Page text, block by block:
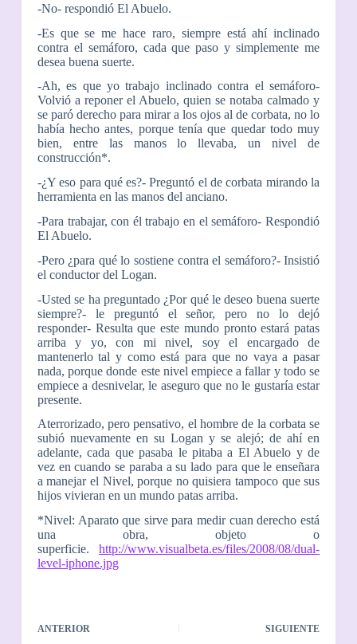
-No- respondió El Abuelo.
-Es que se me hace raro, siempre está ahí inclinado
contra el semáforo, cada que paso y simplemente me
desea buena suerte.
-Ah, es que yo trabajo inclinado contra el semáforo-
Volvió a reponer el Abuelo, quien se notaba calmado y
se paró derecho para mirar a los ojos al de corbata, no lo
había hecho antes, porque tenía que quedar todo muy
bien, entre las manos lo llevaba, un nivel de
construcción*.
-¿Y eso para qué es?- Preguntó el de corbata mirando la
herramienta en las manos del anciano.
-Para trabajar, con él trabajo en el semáforo- Respondió
El Abuelo.
-Pero ¿para qué lo sostiene contra el semáforo?- Insistió
el conductor del Logan.
-Usted se ha preguntado ¿Por qué le deseo buena suerte
siempre?- le preguntó el señor, pero no lo dejó
responder- Resulta que este mundo pronto estará patas
arriba y yo, con mi nivel, soy el encargado de
mantenerlo tal y como está para que no vaya a pasar
nada, porque donde este nivel empiece a fallar y todo se
empiece a desnivelar, le aseguro que no le gustaría estar
presente.
Aterrorizado, pero pensativo, el hombre de la corbata se
subió nuevamente en su Logan y se alejó; de ahí en
adelante, cada que pasaba le pitaba a El Abuelo y de
vez en cuando se paraba a su lado para que le enseñara
a manejar el Nivel, porque no quisiera tampoco que sus
hijos vivieran en un mundo patas arriba.
*Nivel: Aparato que sirve para medir cuan derecho está
una obra, objeto o
superficie.http://www.visualbeta.es/files/2008/08/dual-
level-iphone.jpg
ANTERIOR SIGUIENTE